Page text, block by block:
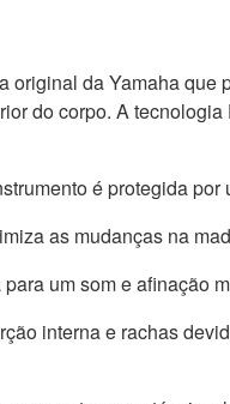
original da Yamaha que
do corpo. A
é protegida por
as mudanças na
um som e afinação
interna e rachas